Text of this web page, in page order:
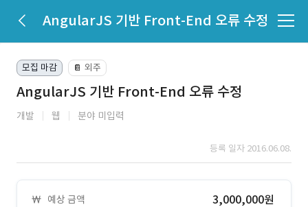
AngularJS 기반 Front-End 오류 수정
모집 마감 📔 외주
AngularJS 기반 Front-End 오류 수정
개발 웹 분야 미입력
등록 일자 2016.06.08.
예상 금액 3,000,000원